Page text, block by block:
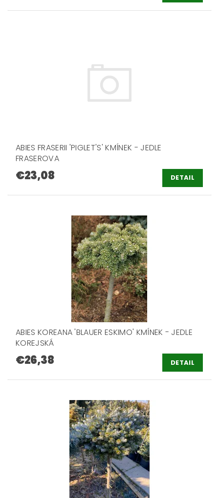
ABIES FRASERII 'PIGLET'S' KMÍNEK - JEDLE
FRASEROVA
€23,08 DETAIL
ABIES KOREANA 'BLAUER ESKIMO' KMÍNEK - JEDLE
KOREJSKÁ
€26,38 DETAIL